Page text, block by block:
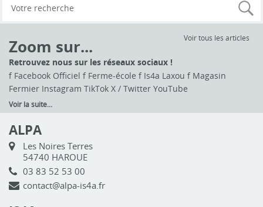
Zoom sur...
Voir tous les articles
Retrouvez nous sur les réseaux sociaux !
f Facebook Officiel f Ferme-école f Is4a Laxou f Magasin
Fermier Instagram TikTok X / Twitter YouTube
Voir la suite...
ALPA
Les Noires Terres
54740 HAROUE
03 83 52 53 00
contact@alpa-is4a.fr